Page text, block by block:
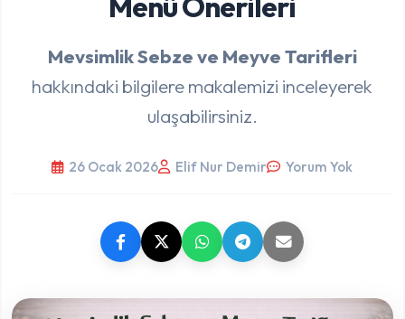
Mevsimlik Sebze ve Meyve Tarifleri
hakkındaki bilgilere makalemizi inceleyerek
ulaşabilirsiniz.
26 Ocak 2026 Elif Nur Demir Yorum Yok